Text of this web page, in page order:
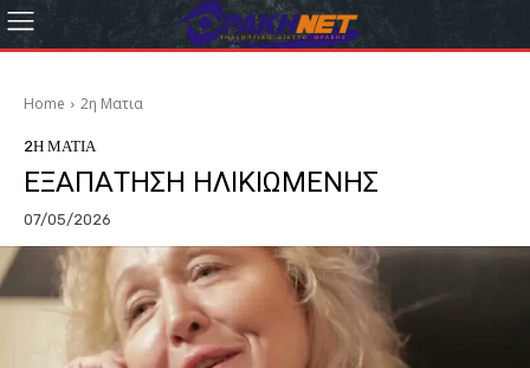
Home 2η Ματια
2Η ΜΑΤΙΑ
ΕΞΑΠΑΤΗΣΗ ΗΛΙΚΙΩΜΕΝΗΣ
07/05/2026